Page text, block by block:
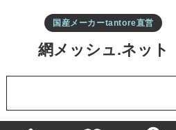
網メッシュ.ネット
国産メーカーtantore直営